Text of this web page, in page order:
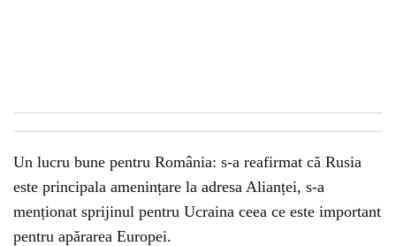
Un lucru bune pentru România: s-a reafirmat că Rusia
este principala amenințare la adresa Alianței, s-a
menționat sprijinul pentru Ucraina ceea ce este important
pentru apărarea Europei.